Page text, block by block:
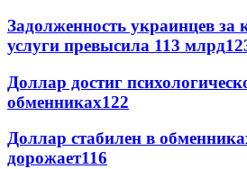
Задолженность украинцев
услуги превысила 113 млрд
Доллар достиг
обменниках122
Доллар стабилен в
дорожает116